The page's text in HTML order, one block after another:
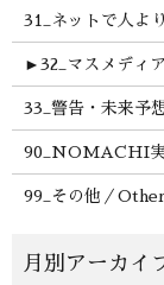
31_ネットで人よ
► 32_マスメディ
33_警告・未来予
90_NOMACHI
99_その他／